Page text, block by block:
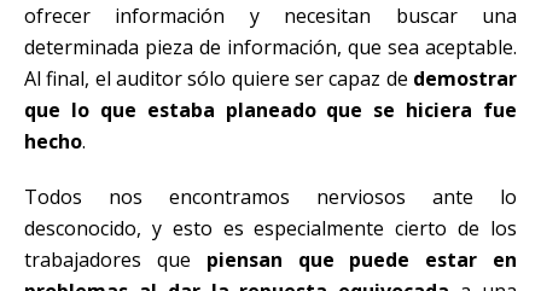
ofrecer información y necesitan buscar una
determinada pieza de información, que sea aceptable.
Al final, el auditor sólo quiere ser capaz de demostrar
que lo que estaba planeado que se hiciera fue
hecho.
Todos nos encontramos nerviosos ante lo
desconocido, y esto es especialmente cierto de los
trabajadores que piensan que puede estar en